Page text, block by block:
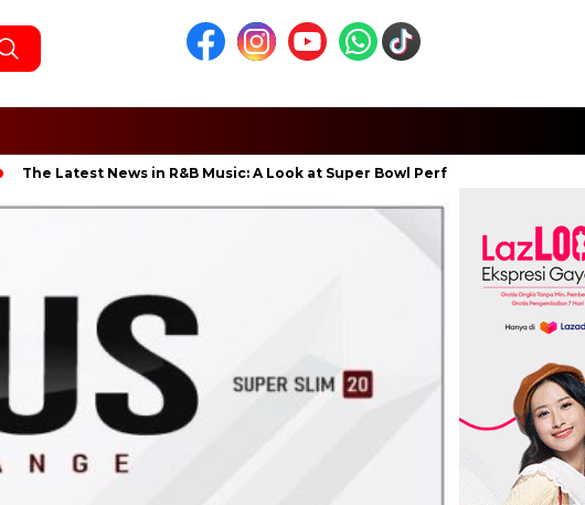
News in R&B Music: A Look at Super Bowl Performances, New Albums,